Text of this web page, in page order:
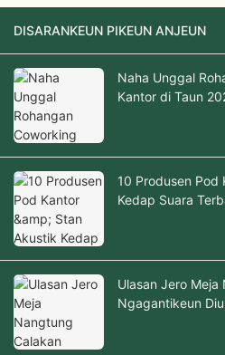
DISARANKEUN PIKEUN ANJEUN
Naha Unggal
Kantor di Taun
10 Produsen Pod
Kedap Suara
Ulasan Jero Meja
Ngagantikeun